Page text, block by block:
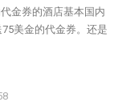
金券的酒店基本国内
美金的代金券。还是